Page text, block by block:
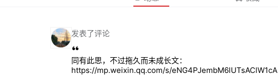
发表了评论
同有此思，不过拖久而未成长文：
https://mp.weixin.qq.com/s/eNG4PJembM6lUTsAClW1cA